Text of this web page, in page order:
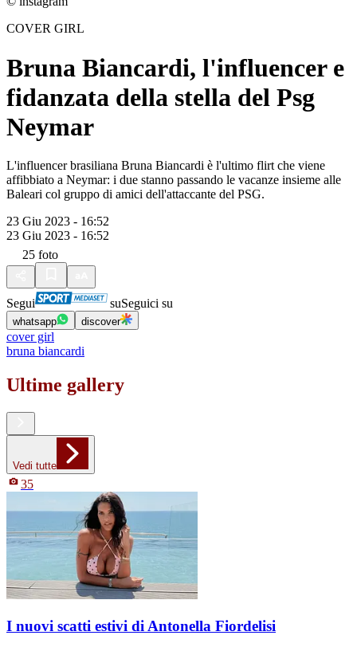
COVER GIRL
Bruna Biancardi, l'influencer e
fidanzata della stella del Psg
Neymar
L'influencer brasiliana Bruna Biancardi è l'ultimo flirt che viene
affibbiato a Neymar: i due stanno passando le vacanze insieme alle
Baleari col gruppo di amici dell'attaccante del PSG.
23 Giu 2023 - 16:52
23 Giu 2023 - 16:52
25 foto
Segui suSeguici su
whatsapp discover
cover girl
bruna biancardi
Ultime gallery
Vedi tutte
35
I nuovi scatti estivi di Antonella Fiordelisi